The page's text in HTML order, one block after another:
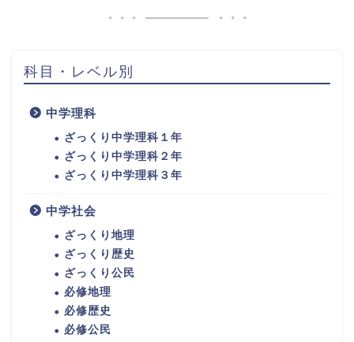
科目・レベル別
中学理科
ざっくり中学理科１年
ざっくり中学理科２年
ざっくり中学理科３年
中学社会
ざっくり地理
ざっくり歴史
ざっくり公民
必修地理
必修歴史
必修公民